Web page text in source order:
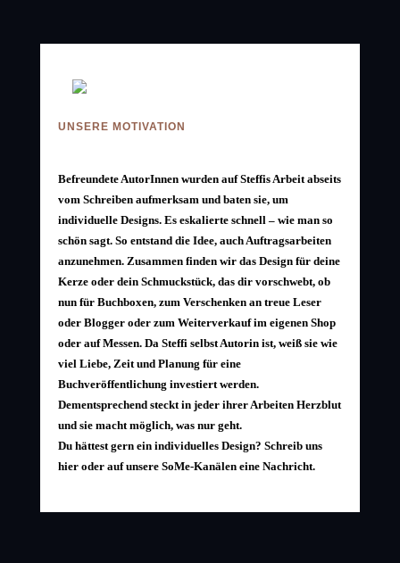
UNSERE MOTIVATION
Befreundete AutorInnen wurden auf Steffis Arbeit abseits
vom Schreiben aufmerksam und baten sie, um
individuelle Designs. Es eskalierte schnell – wie man so
schön sagt. So entstand die Idee, auch Auftragsarbeiten
anzunehmen. Zusammen finden wir das Design für deine
Kerze oder dein Schmuckstück, das dir vorschwebt, ob
nun für Buchboxen, zum Verschenken an treue Leser
oder Blogger oder zum Weiterverkauf im eigenen Shop
oder auf Messen. Da Steffi selbst Autorin ist, weiß sie wie
viel Liebe, Zeit und Planung für eine
Buchveröffentlichung investiert werden.
Dementsprechend steckt in jeder ihrer Arbeiten Herzblut
und sie macht möglich, was nur geht.
Du hättest gern ein individuelles Design? Schreib uns
hier oder auf unsere SoMe-Kanälen eine Nachricht.